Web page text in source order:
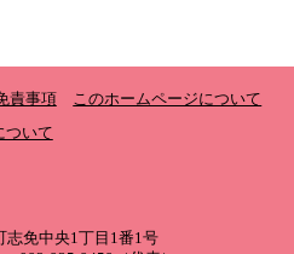
責事項
このホームページについて
ついて
免中央1丁目1番1号